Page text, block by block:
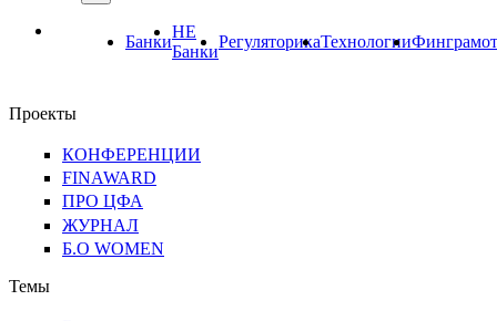
Банки
НЕ
Банки
РегуляторикаТехнологии
Проекты
КОНФЕРЕНЦИИ
FINAWARD
ПРО ЦФА
ЖУРНАЛ
Б.О WOMEN
Темы